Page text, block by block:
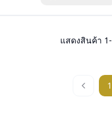
: 1 ปี
แสดงสินค้า 1-
1